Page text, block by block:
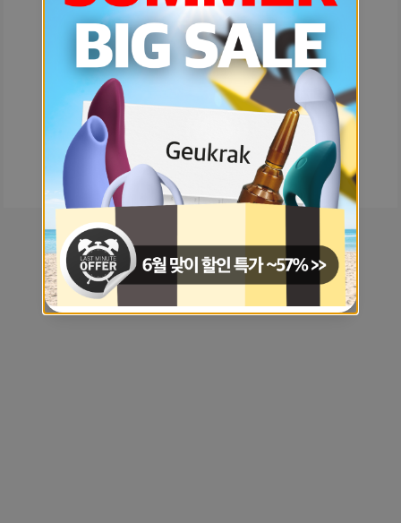
예상치 못한 에러입니다.